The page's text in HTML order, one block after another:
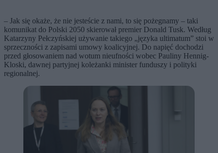
– Jak się okaże, że nie jesteście z nami, to się pożegnamy – taki
komunikat do Polski 2050 skierował premier Donald Tusk. Według
Katarzyny Pełczyńskiej używanie takiego „języka ultimatum” stoi w
sprzeczności z zapisami umowy koalicyjnej. Do napięć dochodzi
przed głosowaniem nad wotum nieufności wobec Pauliny Hennig-
Kloski, dawnej partyjnej koleżanki minister funduszy i polityki
regionalnej.